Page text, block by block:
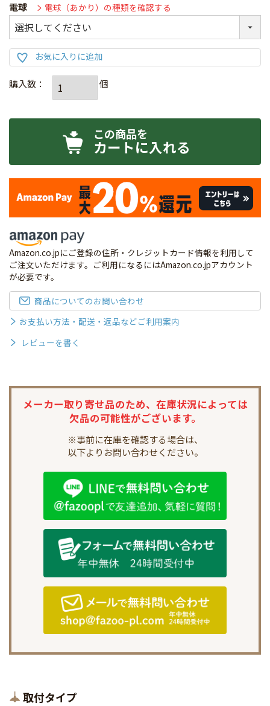
電球 電球（あかり）の種類を確認する
カートに入れる
Amazon.co.jpにご登録の住所・クレジットカード情報を利用して
ご注文いただけます。ご利用になるにはAmazon.co.jpアカウント
が必要です。
商品についてのお問い合わせ
お支払い方法・配送・返品などご利用案内
レビューを書く
メーカー取り寄せ品のため、 在庫状況によっては
欠品の可能性がございます。
※事前に在庫を確認する場合は、
以下よりお問い合わせください。
取付タイプ